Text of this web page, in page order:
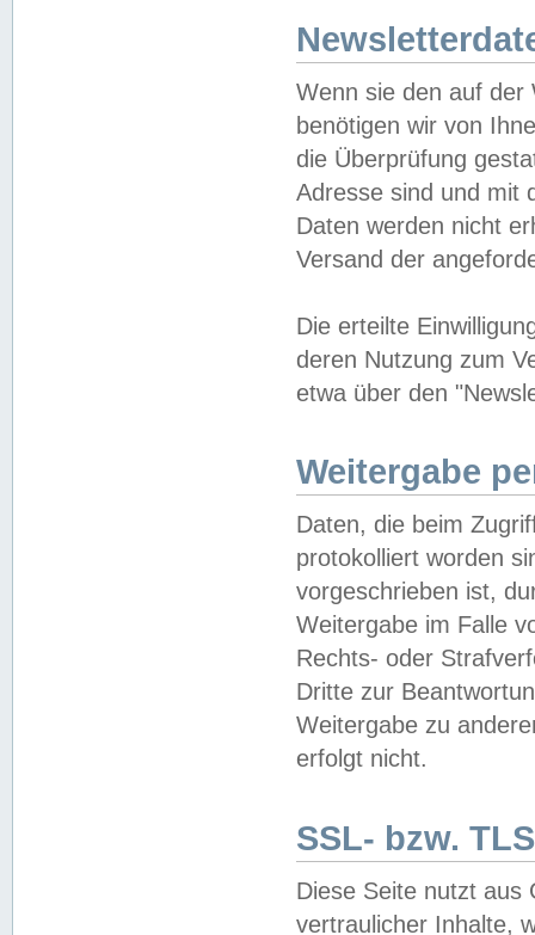
Wenn sie den auf der
benötigen wir von
die Überprüfung
Adresse sind und mit
Daten werden nicht
Versand der
Die erteilte
deren Nutzung zum
etwa über den
Weitergabe
Daten, die beim
protokolliert worden
vorgeschrieben ist,
Weitergabe im Falle
Rechts- oder
Dritte zur
Weitergabe zu
erfolgt nicht.
SSL- bzw.
Diese Seite nutzt aus
vertraulicher Inhalte,